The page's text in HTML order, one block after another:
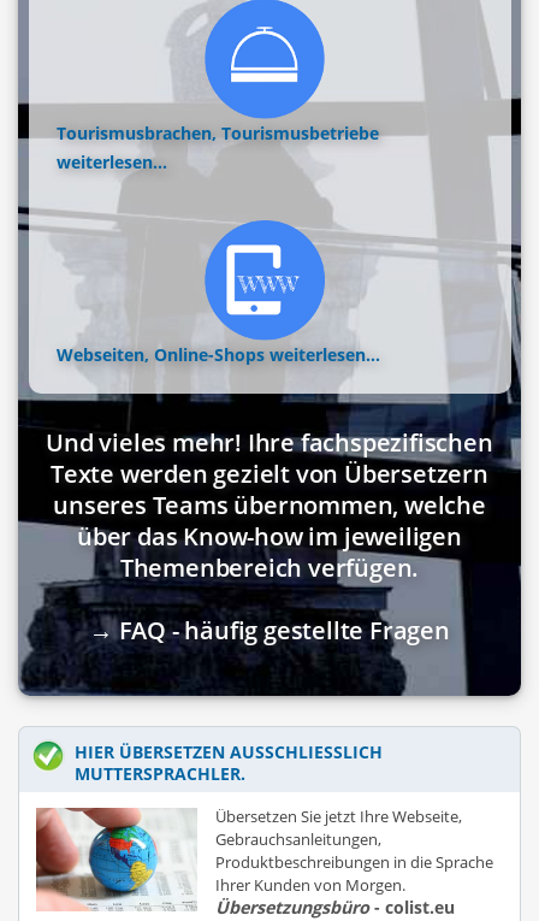
Tourismusbrachen, Tourismusbetriebe
weiterlesen...
Webseiten, Online-Shops weiterlesen...
Und vieles mehr! Ihre fachspezifischen
Texte werden gezielt von Übersetzern
unseres Teams übernommen, welche
über das Know-how im jeweiligen
Themenbereich verfügen.
→ FAQ - häufig gestellte Fragen
HIER ÜBERSETZEN AUSSCHLIESSLICH M
UTTERSPRACHLER.
Übersetzen Sie jetzt Ihre Webseite,
Gebrauchsanleitungen,
Produktbeschreibungen in die Sprache
Ihrer Kunden von Morgen.
Übersetzungsbüro- colist.eu